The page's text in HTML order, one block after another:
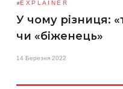
EXPLAINER
У чому різниця:
чи «біженець»
14 Березня 2022